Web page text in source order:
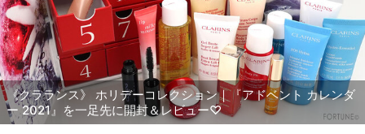
《クラランス》 ホリデーコレクション｜『アドベント カレンダ
ー 2021』を一足先に開封＆レビュー♡